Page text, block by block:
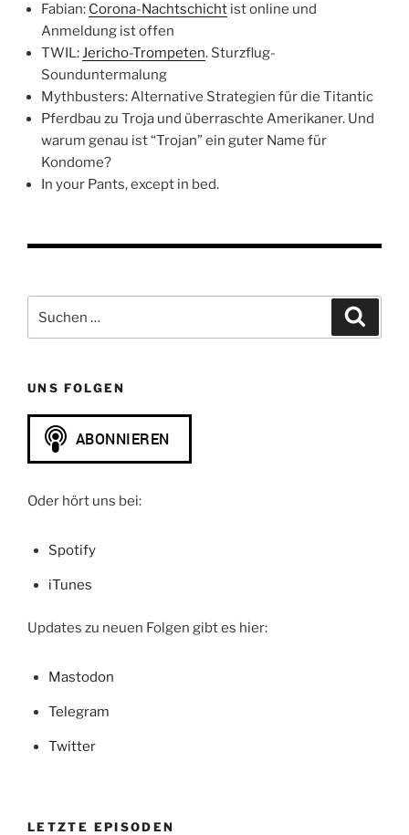
Fabian: Corona-Nachtschicht ist online und
Anmeldung ist offen
TWIL:Jericho-Trompeten. Sturzflug-
Sounduntermalung
Mythbusters: Alternative Strategien für die Titantic
Pferdbau zu Troja und überraschte Amerikaner. Und
warum genau ist “Trojan” ein guter Name für
Kondome?
In your Pants, except in bed.
nach:
UNS FOLGEN
Oder hört uns bei:
Spotify
iTunes
Updates zu neuen Folgen gibt es hier:
Mastodon
Telegram
Twitter
LETZTE EPISODEN